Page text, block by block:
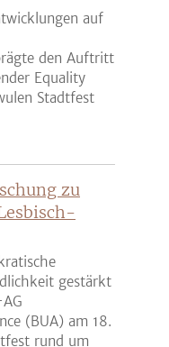
auf
den Auftritt
Equality
Stadtfest
zu
gestärkt
(BUA) am 18.
rund um